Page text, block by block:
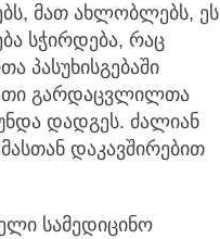
მათ ახლობლებს, ეს
სჭირდება, რაც
პასუხისგებაში
გარდაცვლილთა
დადგეს. ძალიან
დაკავშირებით
სამედიცინო